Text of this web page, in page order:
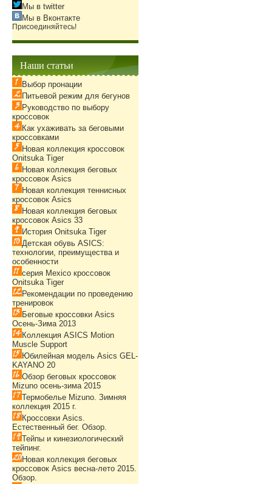
Мы в twitter
Мы в Вконтакте
Присоединяйтесь!
Наши статьи
Выбор пронации
Питьевой режим для бегунов
Руководство по выбору
кроссовок
Как ухаживать за беговыми
кроссовками
Новая коллекция кроссовок
Onitsuka Tiger
Новая коллекция беговых
кроссовок Asics
Новая коллекция теннисных
кроссовок Asics
Новая коллекция беговых
кроссовок Asics 33
История Onitsuka Tiger
Детская обувь ASICS:
технологии, преимущества и
особенности
серия Mexico кроссовок
Onitsuka Tiger
Рекомендации по проведению
тренировок
Беговые кроссовки Asics
Осень-Зима 2013
Коллекция ASICS Motion
Muscle Support
Юбилейная модель Asics GEL-
KAYANO 20
Обзор беговых кроссовок
Mizuno осень-зима 2015
Термобелье Mizuno. Зимняя
коллекция 2015 г.
Кроссовки Asics.
Естественный бег. Обзор.
Тейпы и кинезиологический
тейпинг.
Новая коллекция беговых
кроссовок Asics весна-лето 2015.
Обзор.